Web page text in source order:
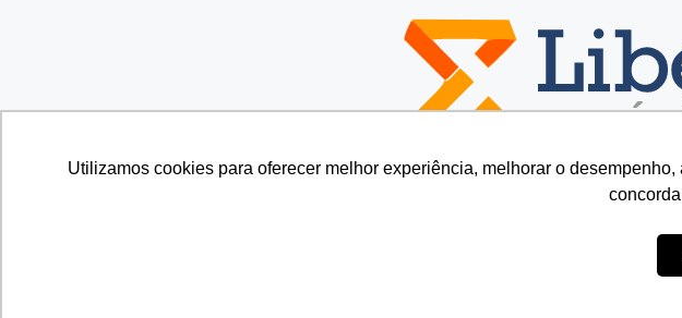
Utilizamos cookies para oferecer melhor experiência, melhorar o
© Copyright - Liberty Acústica 2022 -